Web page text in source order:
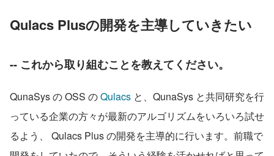
Qulacs Plusの開発を主導していきたい
-- これから取り組むことを教えてください。
QunaSys の OSS の Qulacs と、QunaSys と共同研究を行
っている企業の方々が最新のアルゴリズムをいろいろ試せ
るよう、 Qulacs Plus の開発を主導的に行います。前職で